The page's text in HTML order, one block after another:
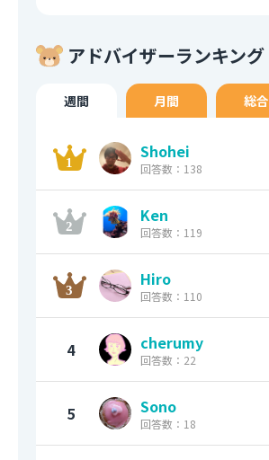
アドバイザーランキング
週間 月間 総合
Shohei
回答数：138
Ken
回答数：119
Hiro
回答数：110
4 cherumy
回答数：22
5 Sono
回答数：18